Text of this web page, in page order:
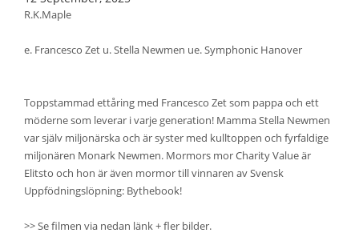
R.K.Maple
e. Francesco Zet u. Stella Newmen ue. Symphonic Hanover
Toppstammad ettåring med Francesco Zet som pappa och ett
möderne som leverar i varje generation! Mamma Stella Newmen
var själv miljonärska och är syster med kulltoppen och fyrfaldige
miljonären Monark Newmen. Mormors mor Charity Value är
Elitsto och hon är även mormor till vinnaren av Svensk
Uppfödningslöpning: Bythebook!
>> Se filmen via nedan länk + fler bilder.